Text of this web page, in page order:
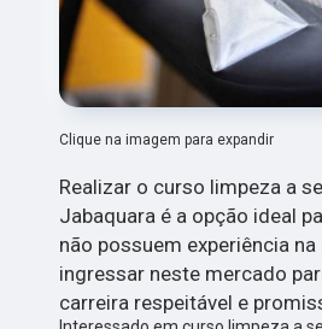
Clique na imagem para expandir
Realizar o curso limpeza a
Jabaquara é a opção ideal
não possuem experiência
ingressar neste mercado
carreira respeitável e